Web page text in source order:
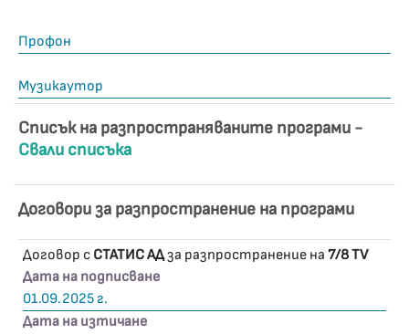
Профон
Музикаутор
Списък на разпространяваните програми -
Свали списъка
Договори за разпространение на програми
Договор с СТАТИС АДза разпространение на 7/8 TV
Дата на подписване
01.09.2025 г.
Дата на изтичане